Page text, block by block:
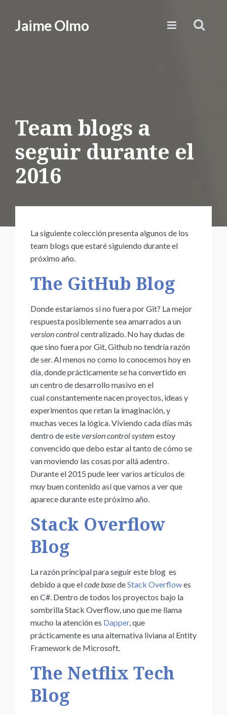
Jaime Olmo
Team blogs a
seguir durante el
2016
La siguiente colección presenta algunos de los
team blogs que estaré siguiendo durante el
próximo año.
The GitHub Blog
Donde estaríamos si no fuera por Git? La mejor
respuesta posiblemente sea amarrados a un
version controlcentralizado. No hay dudas de
que sino fuera por Git, Github no tendría razón
de ser. Al menos no como lo conocemos hoy en
día, donde prácticamente se ha convertido en
un centro de desarrollo masivo en el
cual constantemente nacen proyectos, ideas y
experimentos que retan la imaginación, y
muchas veces la lógica. Viviendo cada días más
dentro de esteversion control system estoy
convencido que debo estar al tanto de cómo se
van moviendo las cosas por allá adentro.
Durante el 2015 pude leer varios artículos de
muy buen contenido así que vamos a ver que
aparece durante este próximo año.
Stack Overflow
Blog
La razón principal para seguir este blog es
debido a que elcode basedeStack Overflowes
en C#. Dentro de todos los proyectos bajo la
sombrilla Stack Overflow, uno que me llama
mucho la atención es Dapper, que
prácticamente es una alternativa liviana al Entity
Framework de Microsoft.
The Netflix Tech
Blog